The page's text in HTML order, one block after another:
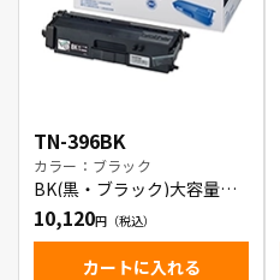
TN-396BK
カラー：ブラック
BK(黒・ブラック)大容量ト
ナーカートリッジ
10,120
カートに入れる